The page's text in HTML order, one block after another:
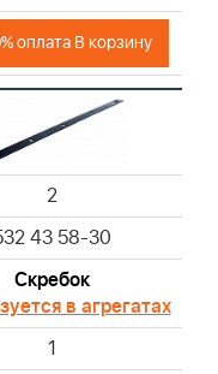
оплата В корзину
2
43 58-30
Скребок
в агрегатах
1